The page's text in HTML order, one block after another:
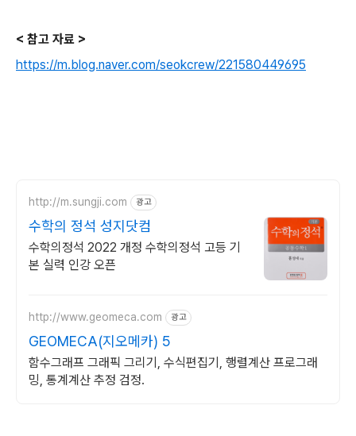
< 참고 자료 >
https://m.blog.naver.com/seokcrew/221580449695
http://m.sungji.com 광고
수학의 정석 성지닷컴
수학의정석 2022 개정 수학의정석 고등 기
본 실력 인강 오픈
http://www.geomeca.com 광고
GEOMECA(지오메카) 5
함수그래프 그래픽 그리기, 수식편집기, 행렬계산 프로그래
밍, 통계계산 추정 검정.